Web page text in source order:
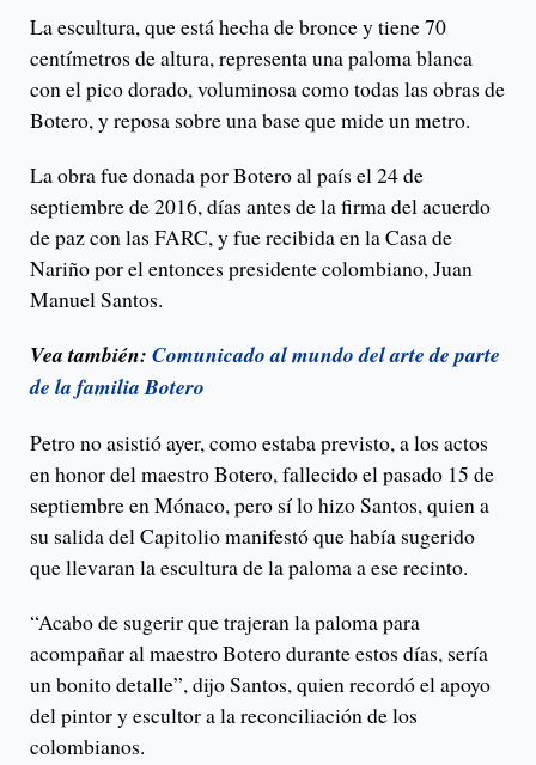
La escultura, que está hecha de bronce y tiene 70
centímetros de altura, representa una paloma blanca
con el pico dorado, voluminosa como todas las obras de
Botero, y reposa sobre una base que mide un metro.
La obra fue donada por Botero al país el 24 de
septiembre de 2016, días antes de la firma del acuerdo
de paz con las FARC, y fue recibida en la Casa de
Nariño por el entonces presidente colombiano, Juan
Manuel Santos.
Vea también: Comunicado al mundo del arte de parte
de la familia Botero
Petro no asistió ayer, como estaba previsto, a los actos
en honor del maestro Botero, fallecido el pasado 15 de
septiembre en Mónaco, pero sí lo hizo Santos, quien a
su salida del Capitolio manifestó que había sugerido
que llevaran la escultura de la paloma a ese recinto.
“Acabo de sugerir que trajeran la paloma para
acompañar al maestro Botero durante estos días, sería
un bonito detalle”, dijo Santos, quien recordó el apoyo
del pintor y escultor a la reconciliación de los
colombianos.